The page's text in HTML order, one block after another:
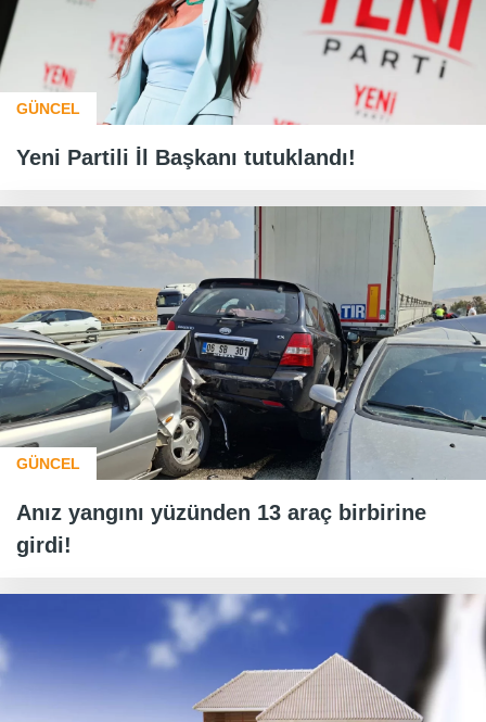
GÜNCEL
Yeni Partili İl Başkanı tutuklandı!
GÜNCEL
Anız yangını yüzünden 13 araç birbirine
girdi!